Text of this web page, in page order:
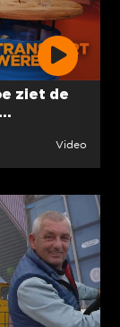
ziet de
Video